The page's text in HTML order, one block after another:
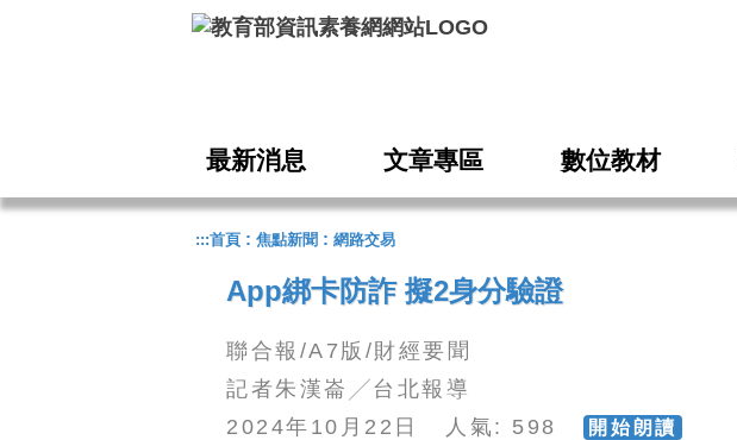
最新消息 文章專區 數位教材
:::首頁 : 焦點新聞 : 網路交易
App綁卡防詐 擬2身分驗證
聯合報/A7版/財經要聞
記者朱漢崙╱台北報導
2024年10月22日 人氣: 598
開始朗讀